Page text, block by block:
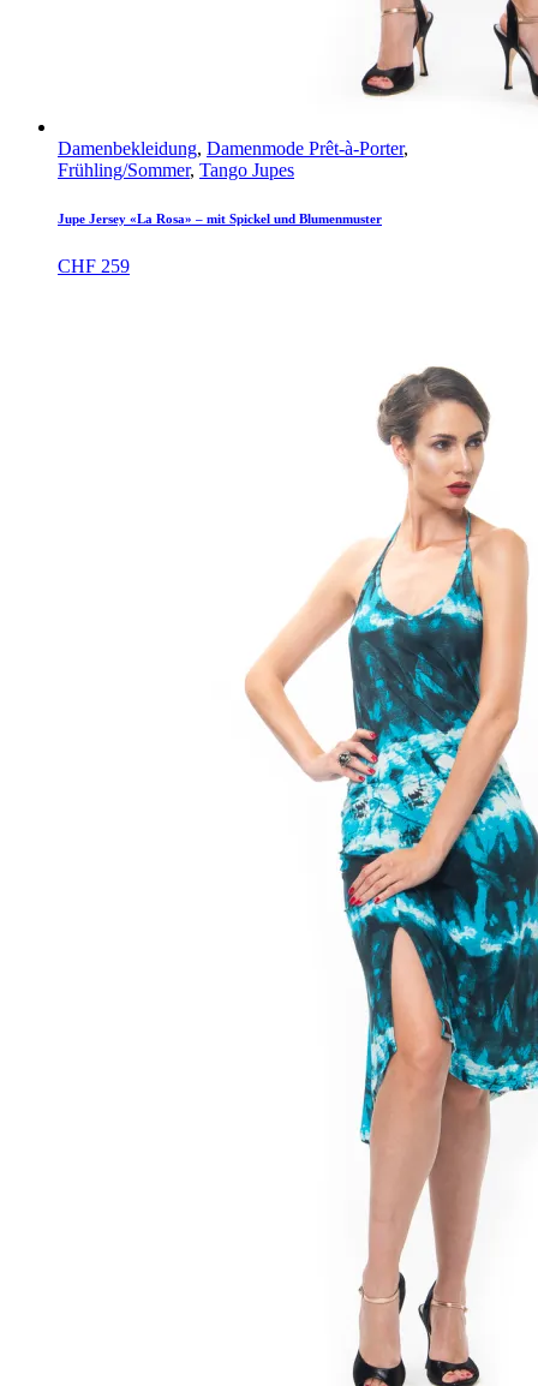
Damenbekleidung, Damenmode Prêt-à-Porter,
Frühling/Sommer, Tango Jupes
Jupe Jersey «La Rosa» – mit Spickel und Blumenmuster
CHF 259